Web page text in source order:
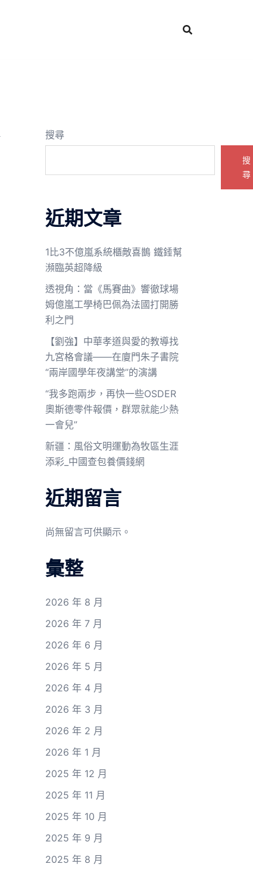
搜尋
搜
尋
近期文章
1比3不億嵐系統櫃敵喜鵲 鐵錘幫
瀕臨英超降級
透視角：當《馬賽曲》響徹球場
姆億嵐工學椅巴佩為法國打開勝
利之門
【劉強】中華孝道與愛的教導找
九宮格會議——在廈門朱子書院
“兩岸國學年夜講堂”的演講
“我多跑兩步，再快一些OSDER
奧斯德零件報價，群眾就能少熱
一會兒”
新疆：風俗文明運動為牧區生涯
添彩_中國查包養價錢網
近期留言
尚無留言可供顯示。
彙整
2026 年 8 月
2026 年 7 月
2026 年 6 月
2026 年 5 月
2026 年 4 月
2026 年 3 月
2026 年 2 月
2026 年 1 月
2025 年 12 月
2025 年 11 月
2025 年 10 月
2025 年 9 月
2025 年 8 月